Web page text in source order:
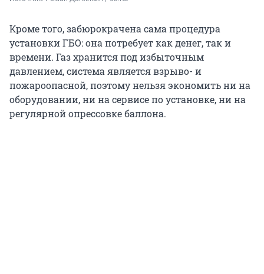
Кроме того, забюрокрачена сама процедура
установки ГБО: она потребует как денег, так и
времени. Газ хранится под избыточным
давлением, система является взрыво- и
пожароопасной, поэтому нельзя экономить ни на
оборудовании, ни на сервисе по установке, ни на
регулярной опрессовке баллона.